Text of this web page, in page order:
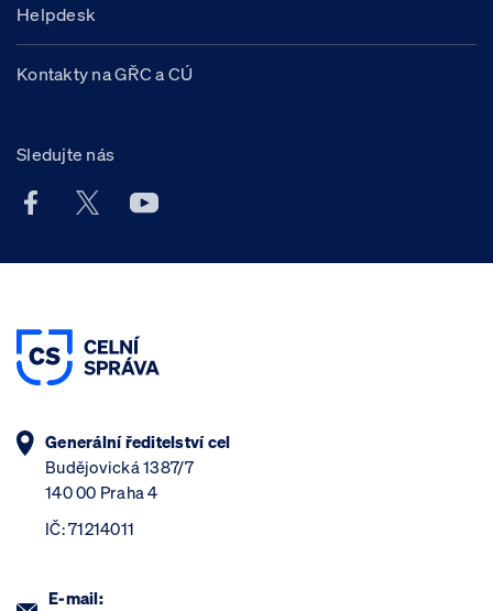
Helpdesk
Kontakty na GŘC a CÚ
Sledujte nás
Facebook účet Celní správy ČR
X účet Celní správy ČR
Youtube účet Celní správy ČR
Generální ředitelství cel
Budějovická 1387/7
140 00 Praha 4
IČ: 71214011
E-mail: